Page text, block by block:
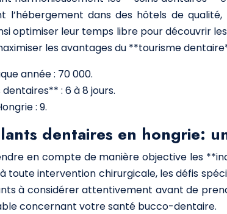
dans des hôtels de
optimiser leur temps libre pour découvrir
les avantages du **tourisme
année : 70 000.
: 6 à 8 jours.
: 9.
dentaires en hongrie:
en compte de manière objective les
toute intervention chirurgicale, les défis
à considérer attentivement avant de
concernant votre santé bucco-dentaire.